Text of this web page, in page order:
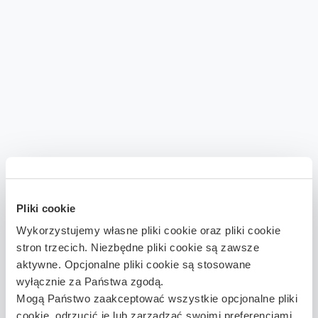
Pliki cookie
Wykorzystujemy własne pliki cookie oraz pliki cookie
stron trzecich. Niezbędne pliki cookie są zawsze
aktywne. Opcjonalne pliki cookie są stosowane
wyłącznie za Państwa zgodą.
Mogą Państwo zaakceptować wszystkie opcjonalne pliki